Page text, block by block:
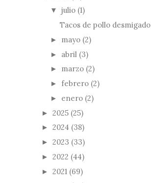
▼ julio (1)
Tacos de pollo desmigado
► mayo (2)
► abril (3)
► marzo (2)
► febrero (2)
► enero (2)
► 2025 (25)
► 2024 (38)
► 2023 (33)
► 2022 (44)
► 2021 (69)